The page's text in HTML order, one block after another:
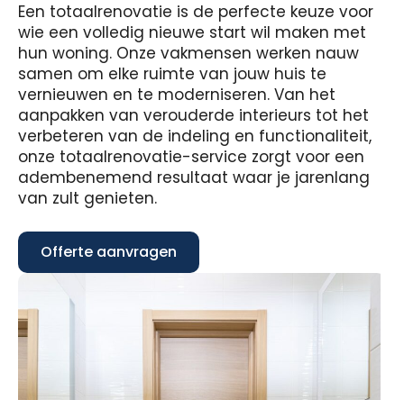
Een totaalrenovatie is de perfecte keuze voor
wie een volledig nieuwe start wil maken met
hun woning. Onze vakmensen werken nauw
samen om elke ruimte van jouw huis te
vernieuwen en te moderniseren. Van het
aanpakken van verouderde interieurs tot het
verbeteren van de indeling en functionaliteit,
onze totaalrenovatie-service zorgt voor een
adembenemend resultaat waar je jarenlang
van zult genieten.
Offerte aanvragen